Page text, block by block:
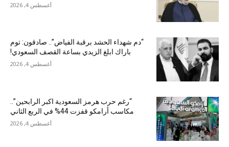
أغسطس 4, 2026
“دم شهداء الحشد برقبة الفياض”.. صادقون: توم
باراك ابلغ الزيدي بساعة القصف السعودي!
أغسطس 4, 2026
“رغم حرب هرمز السعودية اكبر الرابحين”..
مكاسب أرامكو قفزت 44% في الربع الثاني
أغسطس 4, 2026